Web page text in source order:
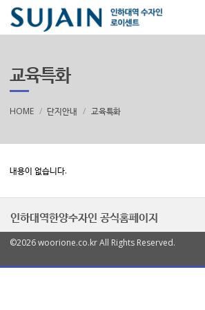
메뉴 건너뛰기
교육특화
HOME 단지안내 교육특화
내용이 없습니다.
인하대역한양수자인 공식홈페이지
©2026 woorione.co.kr All Rights Reserved.